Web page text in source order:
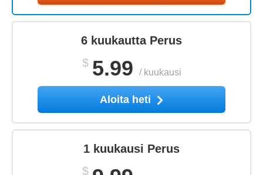
6 kuukautta Perus
$ 5.99 / kuukausi
Aloita heti
1 kuukausi Perus
$